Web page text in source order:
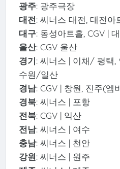
광주: 광주극장
대전: 씨너스 대전, 대전아
대구: 동성아트홀, CGV |
울산: CGV 울산
경기: 씨너스 | 이채/ 평택,
수원/일산
경남: CGV | 창원, 진주(엠
경북: 씨너스 | 포항
전북: CGV | 익산
전남: 씨너스 | 여수
충남: 씨너스 | 천안
강원: 씨너스 | 원주